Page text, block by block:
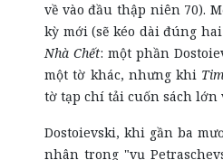
về vào đầu thập niên 70).
kỳ mới (sẽ kéo dài đúng
Nhà Chết: một phần
một tờ khác, nhưng khi
tờ tạp chí tải cuốn sách lớn
Dostoievski, khi gần ba
nhân trong "vụ